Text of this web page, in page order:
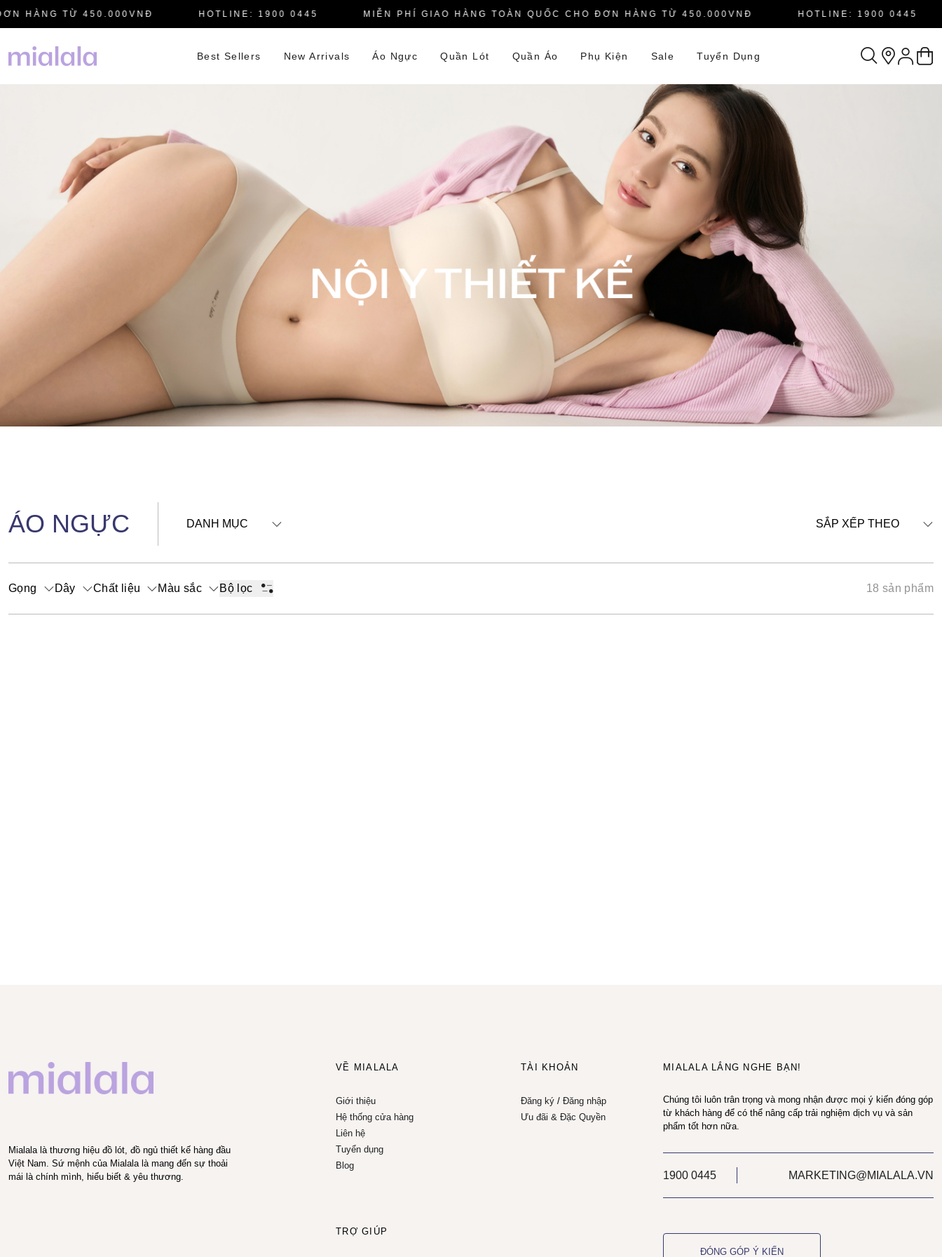
TỪ 450.000VNĐ HOTLINE: 1900 0445 MIỄN PHÍ GIAO HÀNG TOÀN QUỐC CHO ĐƠN HÀNG TỪ 450.000VNĐ HOTLINE: 1900 0445
Best Sellers New Arrivals Áo Ngực Quần Lót Quần Áo Phụ Kiện Sale Tuyển Dụng
ÁO NGỰC DANH MỤC SẮP XẾP THEO
Gọng Dây Chất liệu Màu sắc Bộ lọc 18 sản phẩm
Mialala là thương hiệu đồ lót, đồ ngủ thiết kế hàng đầu
Việt Nam. Sứ mệnh của Mialala là mang đến sự thoải
mái là chính mình, hiểu biết & yêu thương.
VỀ MIALALA
Giới thiệu
Hệ thống cửa hàng
Liên hệ
Tuyển dụng
Blog
TÀI KHOẢN
Đăng ký/ Đăng nhập
Ưu đãi & Đặc Quyền
TRỢ GIÚP
MIALALA LẮNG NGHE BẠN!
Chúng tôi luôn trân trọng và mong nhận được mọi ý kiến đóng góp
từ khách hàng để có thể nâng cấp trải nghiệm dịch vụ và sản
phẩm tốt hơn nữa.
1900 0445 MARKETING@MIALALA.VN
ĐÓNG GÓP Ý KIẾN